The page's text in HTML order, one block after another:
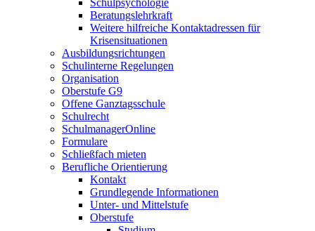
Schulpsychologie
Beratungslehrkraft
Weitere hilfreiche Kontaktadressen für
Krisensituationen
Ausbildungsrichtungen
Schulinterne Regelungen
Organisation
Oberstufe G9
Offene Ganztagsschule
Schulrecht
SchulmanagerOnline
Formulare
Schließfach mieten
Berufliche Orientierung
Kontakt
Grundlegende Informationen
Unter- und Mittelstufe
Oberstufe